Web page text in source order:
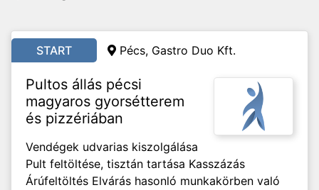
START Pécs, Gastro Duo Kft.
Pultos állás pécsi
magyaros gyorsétterem
és pizzériában
Vendégek udvarias kiszolgálása
Pult feltöltése, tisztán tartása Kasszázás
Árúfeltöltés Elvárás hasonló munkakörben való